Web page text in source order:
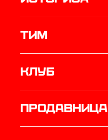
ТИМ
Клуб
продавница